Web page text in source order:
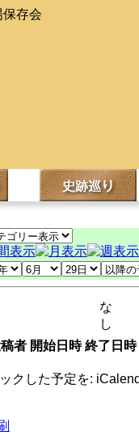
存会
な
し
者 開始日時 終了日時
クした予定を: